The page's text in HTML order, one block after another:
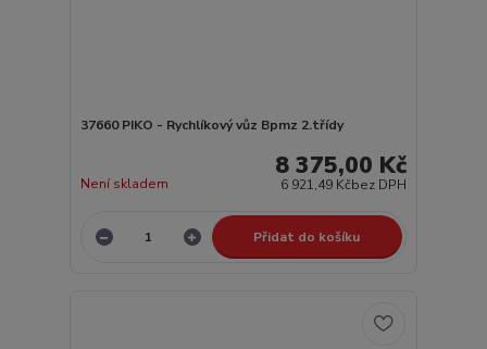
37660 PIKO - Rychlíkový vůz Bpmz 2.třídy
8 375,00 Kč
6 921,49 Kčbez DPH
Není skladem
Přidat do košíku